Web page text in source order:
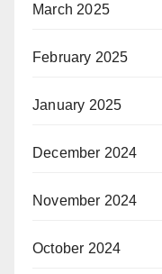
March 2025
February 2025
January 2025
December 2024
November 2024
October 2024